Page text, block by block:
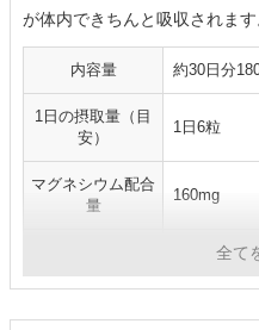
が体内できちんと吸収されます
内容量 約30日分
1日の摂取量（目
安）
1日6粒
マグネシウム配合
量
160mg
タブレット
全て